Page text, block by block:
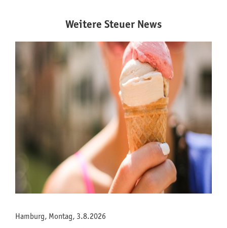
Weitere Steuer News
Hamburg, Montag, 3.8.2026